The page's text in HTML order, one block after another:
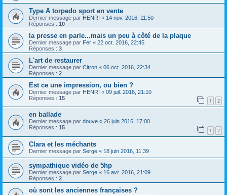
Type A torpedo sport en vente
Dernier message par HENRI « 14 nov. 2016, 11:50
Réponses : 10
la presse en parle...mais un peu à côté de la plaque
Dernier message par Fer « 22 oct. 2016, 22:45
Réponses : 3
L'art de restaurer
Dernier message par Citron « 06 oct. 2016, 22:34
Réponses : 2
Est ce une impression, ou bien ?
Dernier message par HENRI « 09 juil. 2016, 21:10
Réponses : 15 1 2
en ballade
Dernier message par douve « 26 juin 2016, 17:00
Réponses : 15 1 2
Clara et les méchants
Dernier message par Serge « 18 juin 2016, 11:39
sympathique vidéo de 5hp
Dernier message par Serge « 16 avr. 2016, 21:09
Réponses : 2
où sont les anciennes françaises ?